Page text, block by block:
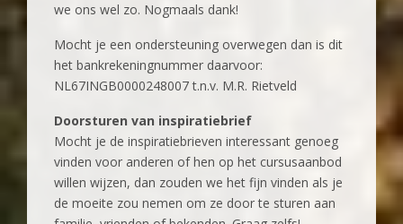
we ons wel zo. Nogmaals dank!
Mocht je een ondersteuning overwegen dan is dit
het bankrekeningnummer daarvoor:
NL67INGB0000248007 t.n.v. M.R. Rietveld
Doorsturen van inspiratiebrief
Mocht je de inspiratiebrieven interessant genoeg
vinden voor anderen of hen op het cursusaanbod
willen wijzen, dan zouden we het fijn vinden als je
de moeite zou nemen om ze door te sturen aan